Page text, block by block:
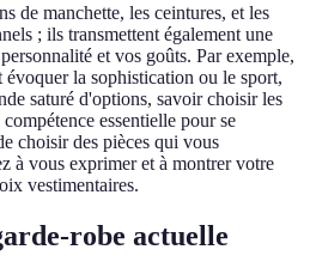
de manchette, les ceintures, et les
; ils transmettent également une
et vos goûts. Par exemple,
évoquer la sophistication ou le sport,
saturé d'options, savoir choisir les
essentielle pour se
choisir des pièces qui vous
à vous exprimer et à montrer votre
vestimentaires.
robe actuelle